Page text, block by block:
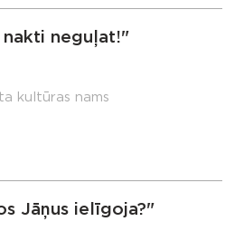
nakti neguļat!"
kultūras nams
Jāņus ielīgoja?"